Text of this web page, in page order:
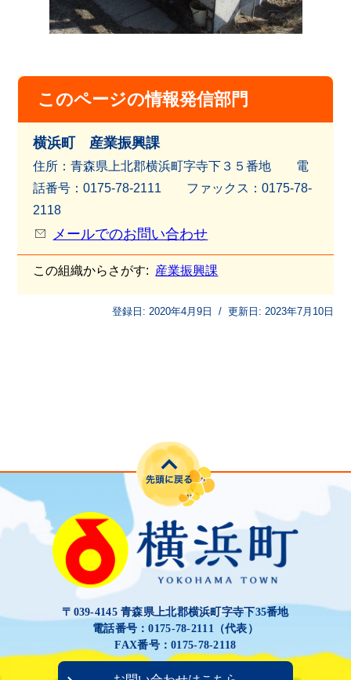
このページの情報発信部門
横浜町 産業振興課
住所：青森県上北郡横浜町字寺下３５番地 電
話番号：0175-78-2111 ファッ クス：0175-78-
2118
メールでのお問い合わせ
この組織からさがす: 産業振興課
登録日: 2020年4月9日 / 更新日: 2023年7月10日
〒039-4145 青森県上北郡横浜町字寺下35番地
電話番号：0175-78-2111（代表）
FAX番号：0175-78-2118